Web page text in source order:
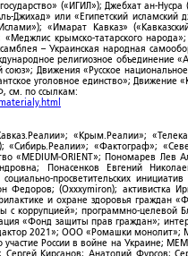
(«ИГИЛ»); Джебхат ан-
или «Египетский исламский
«Имарат Кавказ»
крымско-татарского
– Украинская народная
религиозное
Движения «Русское
уголовное единство»; Движение
см. по ссылкам:
«Крым.Реалии»;
«Сибирь.Реалии»; «Фактограф»;
«MEDIUM-ORIENT»; Пономарев Лев
Понасенков Евгений
просветительских
Федоров; (Oxxxymiron); активистка
и охране здоровья граждан
с коррупцией»; программно-целевой
«Фонд защиты прав граждан»;
2021»; ООО «Ромашки монолит»;
России в войне на Украине;
Кирсанов; Анатолий Фурсов;